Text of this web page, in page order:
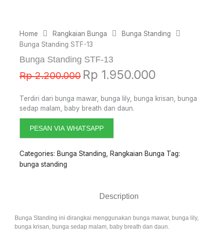
Home Rangkaian Bunga
Bunga Standing
Bunga Standing STF-13
Bunga Standing STF-13
Rp2.200.000
Original
price
Rp 2.200.000.
Rp 1.950.000
Rp 1.950.000.
Terdiri dari bunga mawar, bunga lily, bunga krisan, bunga
sedap malam, baby breath dan daun.
PESAN VIA WHATSAPP
Categories: Bunga Standing Rangkaian Bunga Tag:
bunga standing
Description
Bunga Standing ini dirangkai menggunakan bunga mawar, bunga lily,
bunga krisan, bunga sedap malam, baby breath dan daun.